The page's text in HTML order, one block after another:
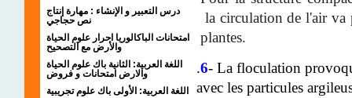
درس التعبير و الإنشاء : مهارة إنتاج
نص حجاجي
امتحانات الباكالوريا احرار علوم الحياة
والأرض مع التصحيح
اللغة العربية: الثانية باك علوم الحياة
والارض امتحانات و فروض
اللغة العربية: الأولى باك علوم تجريبية
la circulation de l'air va
plantes.
.6- La floculation
avec les particules